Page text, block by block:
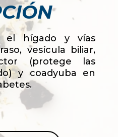
el hígado y vías
vesícula biliar,
(protege las
y coadyuba en